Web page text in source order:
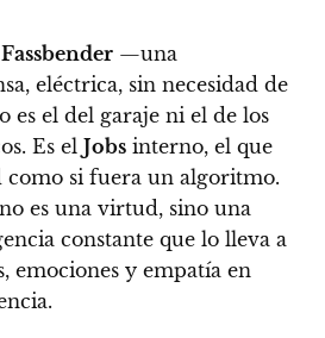
—una
eléctrica, sin necesidad de
el del garaje ni el de los
Es el Jobs interno, el que
si fuera un algoritmo.
es una virtud, sino una
constante que lo lleva a
emociones y empatía en